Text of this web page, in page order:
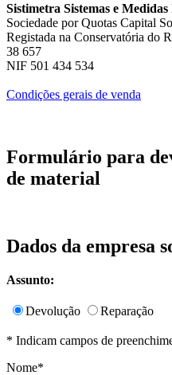
Sistimetra Sistemas e
Sociedade por Quotas Capital
Registada na Conservatória do
38 657
NIF 501 434 534
Condições gerais de venda
Formulário para
de material
Dados da empresa
Assunto:
Devolução Reparação
* Indicam campos de
Nome*